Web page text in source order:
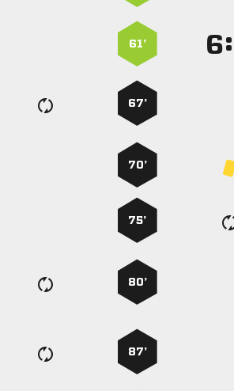
61’ :
67’
70’
75’
80’
87’